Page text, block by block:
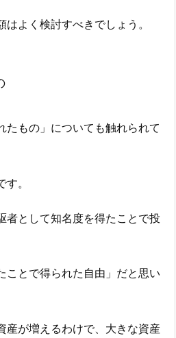
よく検討すべきでしょう。
たもの」についても触れられて
。
者として知名度を得たことで投
ことで得られた自由」だと思い
産が増えるわけで、大きな資産